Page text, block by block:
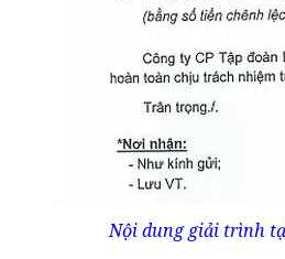
Nội dung giải trình